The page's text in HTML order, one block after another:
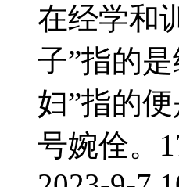
在经学和
子”指的
妇”指的
号婉佺。